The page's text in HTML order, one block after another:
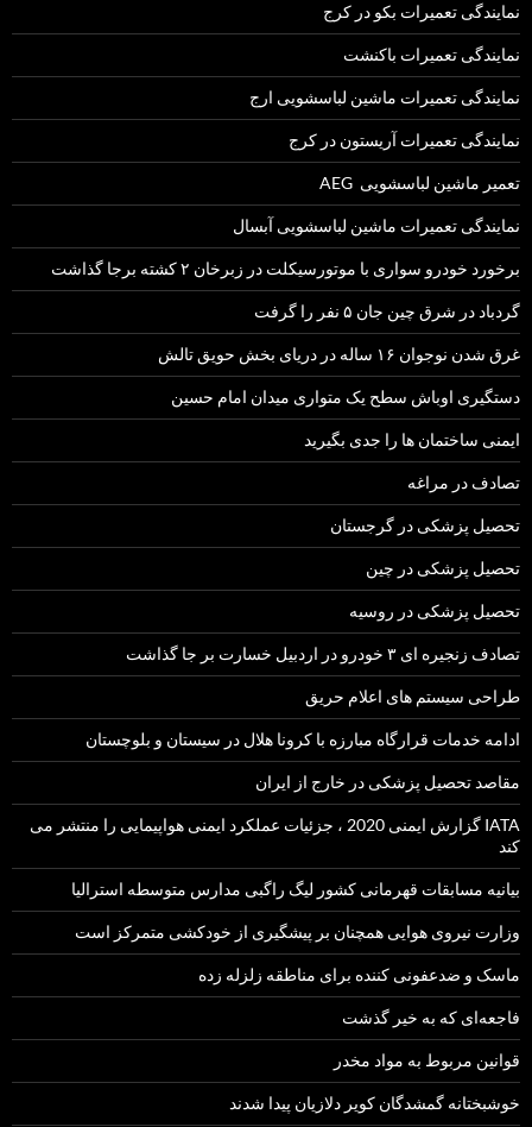
نمایندگی تعمیرات بکو در کرج
نمایندگی تعمیرات باکنشت
نمایندگی تعمیرات ماشین لباسشویی ارج
نمایندگی تعمیرات آریستون در کرج
تعمیر ماشین لباسشویی AEG
نمایندگی تعمیرات ماشین لباسشویی آبسال
برخورد خودرو سواری با موتورسیکلت در زبرخان ۲ کشته برجا گذاشت
گردباد در شرق چین جان ۵ نفر را گرفت
غرق شدن نوجوان ۱۶ ساله در دریای بخش حویق تالش
دستگیری اوباش سطح یک متواری میدان امام حسین
ایمنی ساختمان ها را جدی بگیرید
تصادف در مراغه
تحصیل پزشکی در گرجستان
تحصیل پزشکی در چین
تحصیل پزشکی در روسیه
تصادف زنجیره ای ۳ خودرو در اردبیل خسارت بر جا گذاشت
طراحی سیستم های اعلام حریق
ادامه خدمات قرارگاه مبارزه با کرونا هلال در سیستان و بلوچستان
مقاصد تحصیل پزشکی در خارج از ایران
IATA گزارش ایمنی 2020 ، جزئیات عملکرد ایمنی هواپیمایی را منتشر می
کند
بیانیه مسابقات قهرمانی کشور لیگ راگبی مدارس متوسطه استرالیا
وزارت نیروی هوایی همچنان بر پیشگیری از خودکشی متمرکز است
ماسک و ضدعفونی کننده برای مناطقه زلزله زده
فاجعه‌ای که به خیر گذشت
قوانین مربوط به مواد مخدر
خوشبختانه گمشدگان کویر دلازیان پیدا شدند